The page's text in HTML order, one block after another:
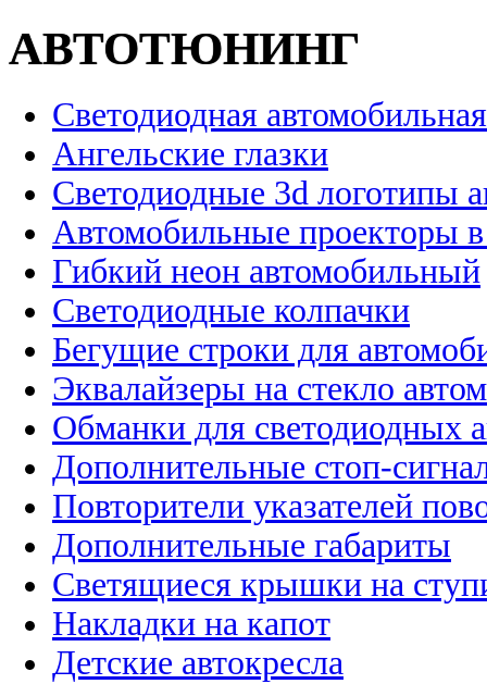
АВТОТЮНИНГ
Светодиодная
Ангельские глазки
Светодиодные 3d логотипы
Автомобильные проекторы
Гибкий неон автомобильный
Светодиодные колпачки
Бегущие строки для
Эквалайзеры на стекло
Обманки для светодиодных
Дополнительные стоп-
Повторители указателей
Дополнительные габариты
Светящиеся крышки на
Накладки на капот
Детские автокресла